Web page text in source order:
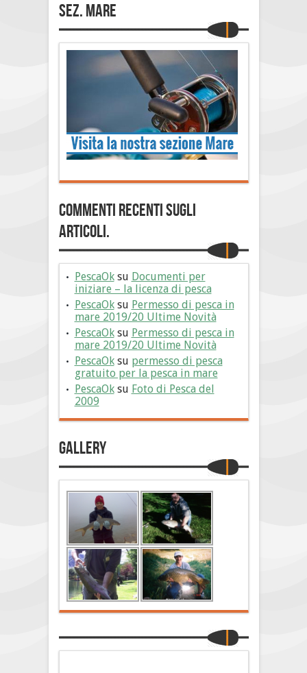
Sez. Mare
Commenti Recenti sugli
articoli.
PescaOksu Documenti per
iniziare – la licenza di pesca
PescaOksu Permesso di pesca in
mare 2019/20 Ultime Novità
PescaOksu Permesso di pesca in
mare 2019/20 Ultime Novità
PescaOksu permesso di pesca
gratuito per la pesca in mare
PescaOksu Foto di Pesca del
2009
Gallery